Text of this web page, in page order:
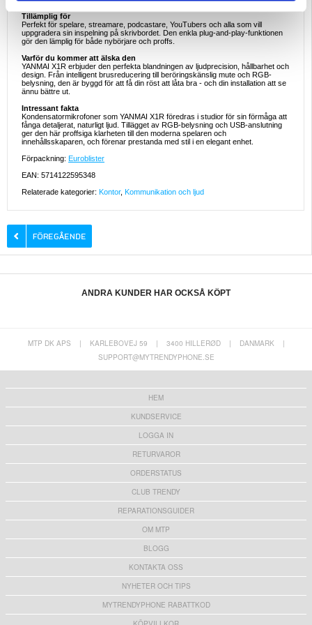
Tillämplig för
Perfekt för spelare, streamare, podcastare, YouTubers och alla som vill
uppgradera sin inspelning på skrivbordet. Den enkla plug-and-play-funktionen
gör den lämplig för både nybörjare och proffs.
Varför du kommer att älska den
YANMAI X1R erbjuder den perfekta blandningen av ljudprecision, hållbarhet och
design. Från intelligent brusreducering till beröringskänslig mute och RGB-
belysning, den är byggd för att få din röst att låta bra - och din installation att se
ännu bättre ut.
Intressant fakta
Kondensatormikrofoner som YANMAI X1R föredras i studior för sin förmåga att
fånga detaljerat, naturligt ljud. Tillägget av RGB-belysning och USB-anslutning
ger den här proffsiga klarheten till den moderna spelaren och
innehållsskaparen, och förenar prestanda med stil i en elegant enhet.
Förpackning: Euroblister
EAN: 5714122595348
Relaterade kategorier: Kontor, Kommunikation och ljud
ANDRA KUNDER HAR OCKSÅ KÖPT
Förvaringsfodral med 18 platser för spelkort -
Universal krannyckel 20/22/24/28mm -
Plastnyckel
med snabbsko för smartphones - svart
105,00 kr
laddningsstation med display - 4xUSB-C,
2xUSB-A - Svart
607,00kr
MTP DK APS | KARLEBOVEJ 59 | 3400 HILLERØD | DANMARK
|
SUPPORT@MYTRENDYPHONE.SE
HEM
KUNDSERVICE
LOGGA IN
RETURVAROR
ORDERSTATUS
CLUB TRENDY
REPARATIONSGUIDER
OM MTP
BLOGG
KONTAKTA OSS
NYHETER OCH TIPS
MYTRENDYPHONE RABATTKOD